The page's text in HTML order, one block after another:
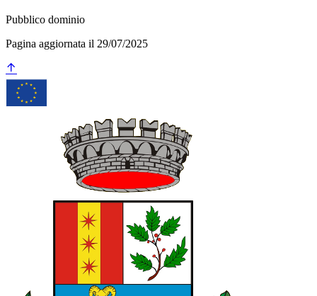
Pubblico dominio
Pagina aggiornata il 29/07/2025